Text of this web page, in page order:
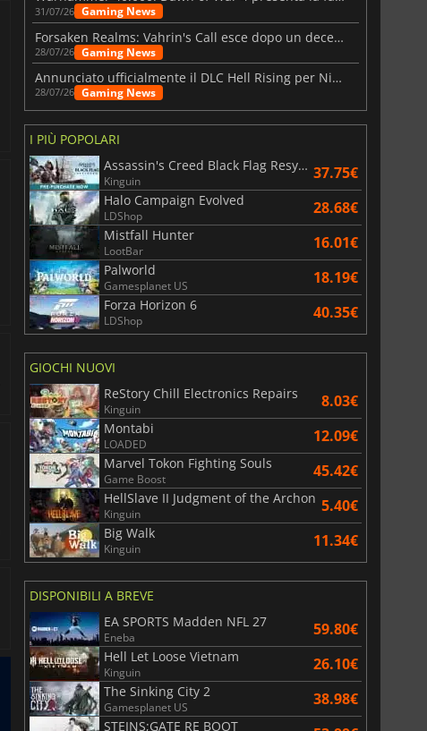
31/07/26 Gaming News
Forsaken Realms: Vahrin's Call esce dopo un decennio di sviluppo
28/07/26 Gaming News
Annunciato ufficialmente il DLC Hell Rising per Nioh 3
28/07/26 Gaming News
I PIÙ POPOLARI
Assassin's Creed Black Flag Resynced
Kinguin 37.75€
Halo Campaign Evolved
LDShop 28.68€
Mistfall Hunter
LootBar 16.01€
Palworld
Gamesplanet US 18.19€
Forza Horizon 6
LDShop 40.35€
GIOCHI NUOVI
ReStory Chill Electronics Repairs
Kinguin 8.03€
Montabi
LOADED 12.09€
Marvel Tokon Fighting Souls
Game Boost 45.42€
HellSlave II Judgment of the Archon
Kinguin 5.40€
Big Walk
Kinguin 11.34€
DISPONIBILI A BREVE
EA SPORTS Madden NFL 27
Eneba 59.80€
Hell Let Loose Vietnam
Kinguin 26.10€
The Sinking City 2
Gamesplanet US 38.98€
STEINS;GATE RE BOOT